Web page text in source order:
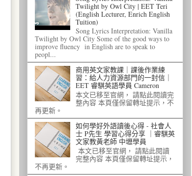
Twilight by Owl City | EET Teri
(English Lecturer, Enrich English
Tuition)
Song Lyrics Interpretation: Vanilla
Twilight by Owl City Some of the good ways to
improve fluency in English are to speak to
peopl...
商用英文家教課｜課後作業練
習：給人力資源部門的一封信｜
EET 睿騏英語學員 Cameron
本文已移至官網， 請點此閱讀完
整內容 本頁僅保留轉址提示，不
再更新。
如何學好外語讀後心得 - 社會人
士 P先生 學習心得分享 ｜睿騏英
文家教黃老師 中壢學員
本文已移至官網， 請點此閱讀
完整內容 本頁僅保留轉址提示，
不再更新。